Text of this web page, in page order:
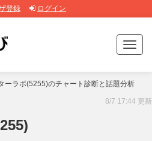
登録 ログイン
T
o
g
g
e
ーラボ(5255)のチャート診断と話題分析
8/7 17:44 更新